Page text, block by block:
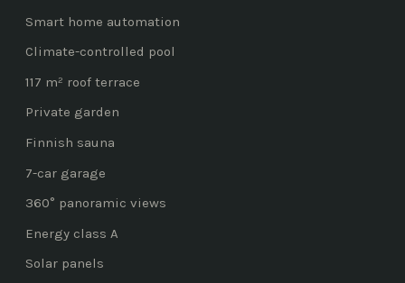
Smart home automation
Climate-controlled pool
117 m² roof terrace
Private garden
Finnish sauna
7-car garage
360° panoramic views
Energy class A
Solar panels